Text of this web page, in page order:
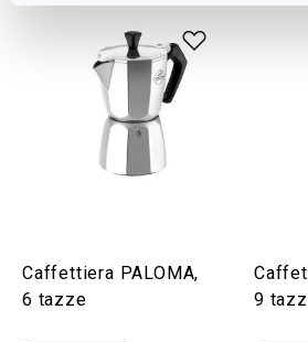
Caffettiera PALOMA,
6 tazze
9